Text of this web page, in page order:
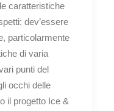
caratteristiche
dev’essere
particolarmente
di varia
punti del
occhi delle
il progetto Ice &